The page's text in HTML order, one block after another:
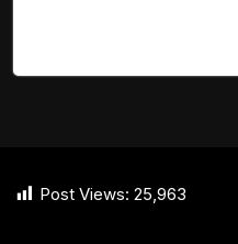
Post Views: 25,963